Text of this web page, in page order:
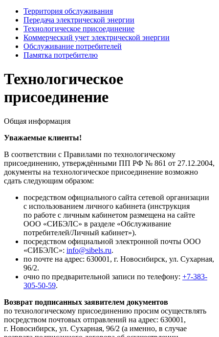
Территория обслуживания
Передача электрической энергии
Технологическое присоединение
Коммерческий учет электрической энергии
Обслуживание потребителей
Памятка потребителю
Технологическое
присоединение
Общая информация
Уважаемые клиенты!
В соответствии с Правилами по технологическому
присоединению, утверждёнными ПП РФ № 861 от 27.12.2004,
документы на технологическое присоединение возможно
сдать следующим образом:
посредством официального сайта сетевой организации
с использованием личного кабинета (инструкция
по работе с личным кабинетом размещена на сайте
ООО «СИБЭЛС» в разделе «Обслуживание
потребителей/Личный кабинет»).
посредством официальной электронной почты ООО
«СИБЭЛС»: info@sibels.ru.
по почте на адрес: 630001, г. Новосибирск, ул. Сухарная,
96/2.
очно по предварительной записи по телефону: +7-383-
305-50-59.
Возврат подписанных заявителем документов
по технологическому присоединению просим осуществлять
посредством почтовых отправлений на адрес: 630001,
г. Новосибирск, ул. Сухарная, 96/2 (а именно, в случае